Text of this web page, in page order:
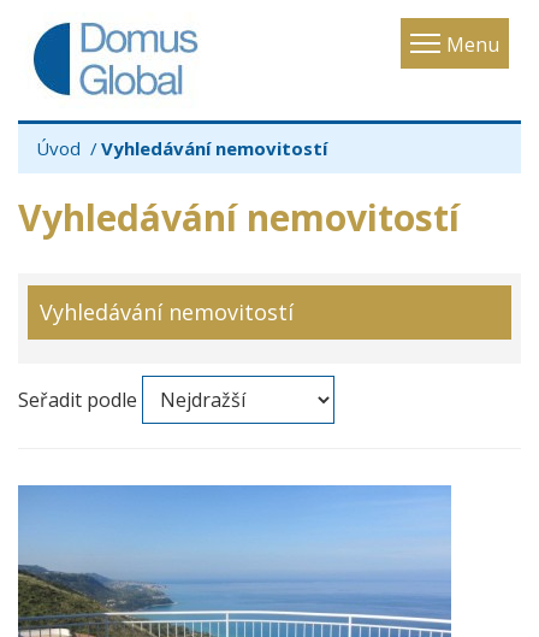
Menu
Toggle
Úvod Vyhledávání nemovitostí
Vyhledávání nemovitostí
Vyhledávání nemovitostí
Seřadit podle